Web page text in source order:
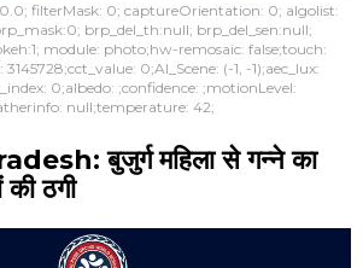
filterMask: 0; captureOrientation: 0; algolist:
brp_del_th:null; brp_del_sen:null;
module: photo;hw-remosaic: false;touch:
3145728;cct_value: 0;AI_Scene: (-1, -1);aec_lux:
0;albedo: ;confidence: ;motionLevel:
null;temperature: 42;
बुजुर्ग महिला से गन्ने का
ठगी